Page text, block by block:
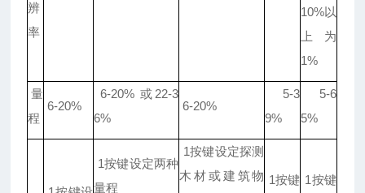
辨
率
10%以
上为
1%
量
程
6-20%
6-20% 或22-3
6%
6-20%
5-3
9%
5-6
5%
1按键设定两种
量程
1按键设定探测
木材或建筑物 1按键 1按键